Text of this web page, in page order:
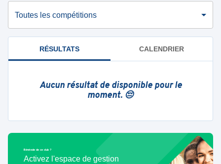
Toutes les compétitions
RÉSULTATS CALENDRIER
Aucun résultat de disponible pour le
moment. 😔
Bénévole de ce club ?
Activez l'espace de gestion